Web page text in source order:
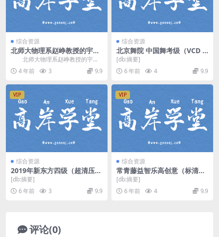
综合资源
北师大物理系赵峥教授的宇宙
学16讲 网盘分享
北师大物理系赵峥教授的宇宙
学16讲，网盘分享物理宇宙学课程
3.81G超清视频...
4 年前 3 9.9
综合资源
北京舞院 中国舞考级（VCD 0
2级）百度网盘
[db:摘要]
6 年前
4 9.9
VIP
综合资源
2019年新东方四级（超清压缩
有广告水印）百度网盘
[db:摘要]
6 年前
3 9.9
VIP
综合资源
常青藤益智乐高创意（标清完
结打包）百度网盘
[db:摘要]
6 年前
4 9.9
评论(0)